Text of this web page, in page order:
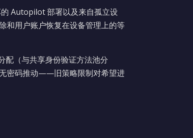
Autopilot 部署以及来自孤立设
和用户账户恢复在设备管理上的等
配（与共享身份验证方法池分
密码推动——旧策略限制对希望进